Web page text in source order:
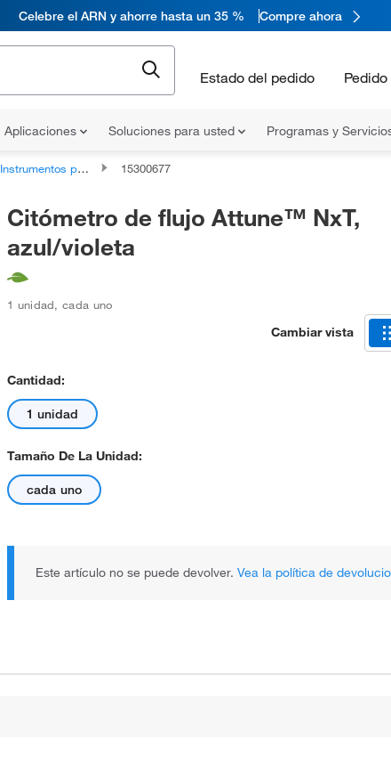
Celebre el ARN y ahorre hasta un 35 % Compre ahora
Estado del pedido
Aplicaciones Soluciones para usted Programas y
Instrumentos para analizadores de citometría de flujo 15300677
Citómetro de flujo Attune™ NxT,
azul/violeta
1 unidad,cada uno
Cambiar vista
Cantidad:
1 unidad
Tamaño De La Unidad:
cada uno
Este artículo no se puede devolver. Vea la política de